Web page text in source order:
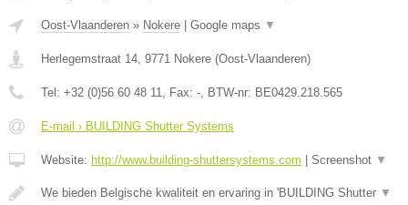
Oost-Vlaanderen » Nokere Google maps ▼
Herlegemstraat 14 9771 Nokere (Oost-Vlaanderen)
Tel: +32 (0)56 60 48 11 , Fax: - , BTW-nr: BE0429.218.565
E-mail › BUILDING Shutter Systems
Website: http://www.building-shuttersystems.com Screenshot ▼
We bieden Belgische kwaliteit en ervaring in 'BUILDING Shutter ▼